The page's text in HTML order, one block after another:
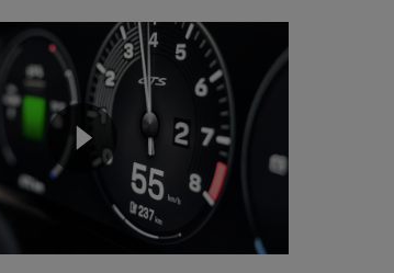
None